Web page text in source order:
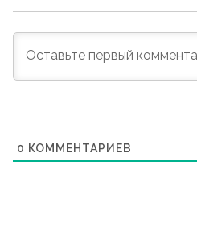
0 КОММЕНТАРИЕВ